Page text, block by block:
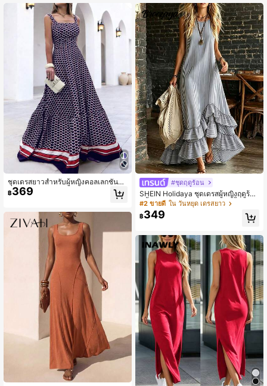
ประจำวัน
ชุดเดรสยาวสำหรับผู้หญิงคอลเลกชันให
ม่สำหรับฤดูใบไม้ผลิและฤดูร้อน: พิมพ์ล
ายเกล็ดปลาสีน้ำเงินเข้ม, สายเดี่ยว, คอเ
ผ่อน / งานเลี้ยงตอนเย็นเบา ๆ / การรวม
ตัว
฿369
#ชุดฤดูร้อน
SHEIN Holidaya ชุดเดรสผู้หญิงฤดูร้อน
สีน้ำเงินและสีขาวลายทางแนวตั้งแขนกุ
ดชายระบายไม่สมมาตร
#2 ขายดี ใน วันหยุด เดรสยาว
฿349